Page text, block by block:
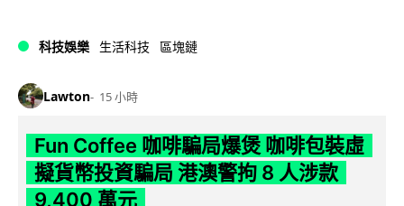
科技娛樂 生活科技 區塊鏈
Lawton 15 小時
Fun Coffee 咖啡騙局爆煲 咖啡包裝虛
擬貨幣投資騙局 港澳警拘 8 人涉款
9,400 萬元